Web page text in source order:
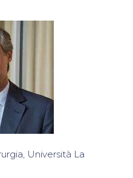
Università La